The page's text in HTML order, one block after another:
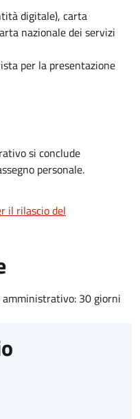
digitale), carta
nazionale dei servizi
per la presentazione
si conclude
personale.
il rilascio del
amministrativo: 30 giorni